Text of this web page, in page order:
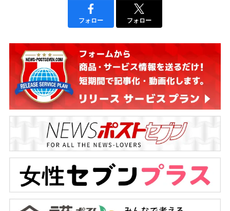
フォロー フォロー